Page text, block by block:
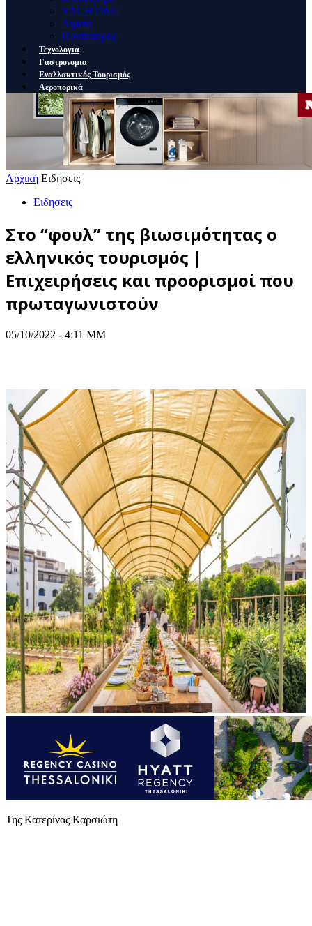
YACHTING
Λιμανι
Ποντοπορος
Τεχνολογια
Γαστρονομια
Εναλλακτικός Τουρισμός
Αεροπορικά
Αρχική Ειδησεις
Ειδησεις
Στο “φουλ” της βιωσιμότητας ο
ελληνικός τουρισμός |
Επιχειρήσεις και προορισμοί που
πρωταγωνιστούν
05/10/2022 - 4:11 ΜΜ
Της Κατερίνας Καρσιώτη